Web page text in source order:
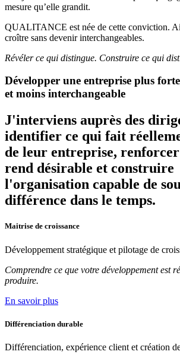
mesure qu’elle grandit.
QUALITANCE est née de cette conviction.
croître sans devenir interchangeables.
Révéler ce qui distingue. Construire ce qui
Développer une entreprise plus
et moins interchangeable
J'interviens auprès des
identifier ce qui fait
de leur entreprise,
rend désirable et construire
l'organisation capable de
différence dans le temps.
Maitrise de croissance
Développement stratégique et pilotage de
Comprendre ce que votre développement est
produire.
En savoir plus
Différenciation durable
Différenciation, expérience client et création